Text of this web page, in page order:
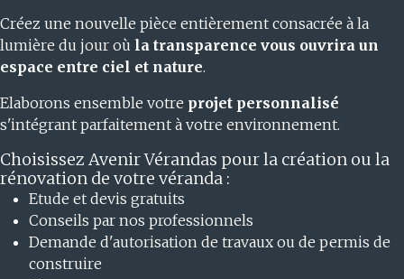
Créez une nouvelle pièce entièrement consacrée à la
lumière du jour où la transparence vous ouvrira un
espace entre ciel et nature.
Elaborons ensemble votre projet personnalisé
s'intégrant parfaitement à votre environnement.
Choisissez Avenir Vérandas pour la création ou la
rénovation de votre véranda :
Etude et devis gratuits
Conseils par nos professionnels
Demande d'autorisation de travaux ou de permis de
construire